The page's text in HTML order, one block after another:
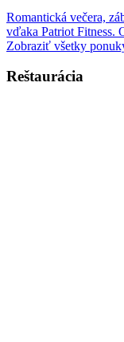
Romantická večera,
vďaka Patriot Fitness.
Zobraziť všetky
Reštaurácia